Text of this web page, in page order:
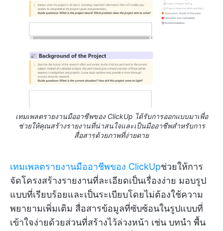
เทมเพลตรายงานมืออาชีพของ ClickUp ได้รับการออกแบบมาเพื่อ
ช่วยให้คุณสร้างรายงานที่น่าสนใจและเป็นมืออาชีพสำหรับการ
สื่อสารด้วยภาพที่ง่ายดาย
เทมเพลตรายงานมืออาชีพของ ClickUpช่วยให้การ
จัดโครงสร้างรายงานที่ละเอียดเป็นเรื่องง่าย มอบรูป
แบบที่เรียบร้อยและเป็นระเบียบโดยไม่ต้องใช้ความ
พยายามเพิ่มเติม สื่อสารข้อมูลที่ซับซ้อนในรูปแบบที่
เข้าใจง่ายด้วยส่วนที่สร้างไว้ล่วงหน้า เช่น บทนำ พื้น